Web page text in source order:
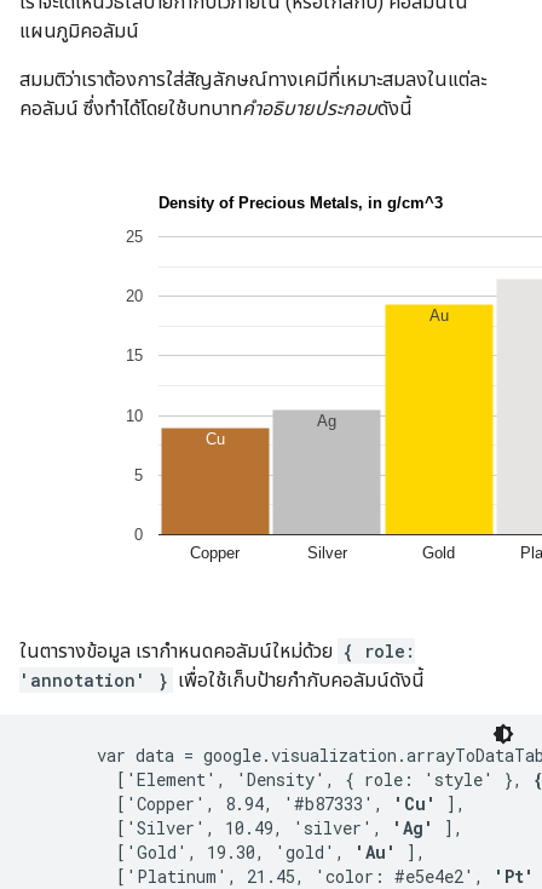
แผนภูมิคอลัมน์
สมมติว่าเราต้องการใส่สัญลักษณ์ทางเคมีที่เหมาะสมลงในแต่ละ
คอลัมน์ ซึ่งทำได้โดยใช้บทบาทคำอธิบายประกอบดังนี้
ในตารางข้อมูล เรากำหนดคอลัมน์ใหม่ด้วย { role:
'annotation' } เพื่อใช้เก็บป้ายกำกับคอลัมน์ดังนี้
var data =
         ['Element', 'Density', { role: 'style' },
         ['Copper', 8.94, '#b87333',
'Cu'
],
         ['Silver', 10.49, 'silver',
'Ag'
],
         ['Gold', 19.30, 'gold',
'Au'
],
         ['Platinum', 21.45, 'color: #e5e4e2',
'Pt'